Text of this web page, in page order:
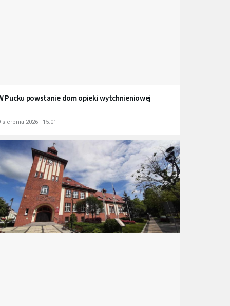
Pucku powstanie dom opieki wytchnieniowej
sierpnia 2026 - 15:01